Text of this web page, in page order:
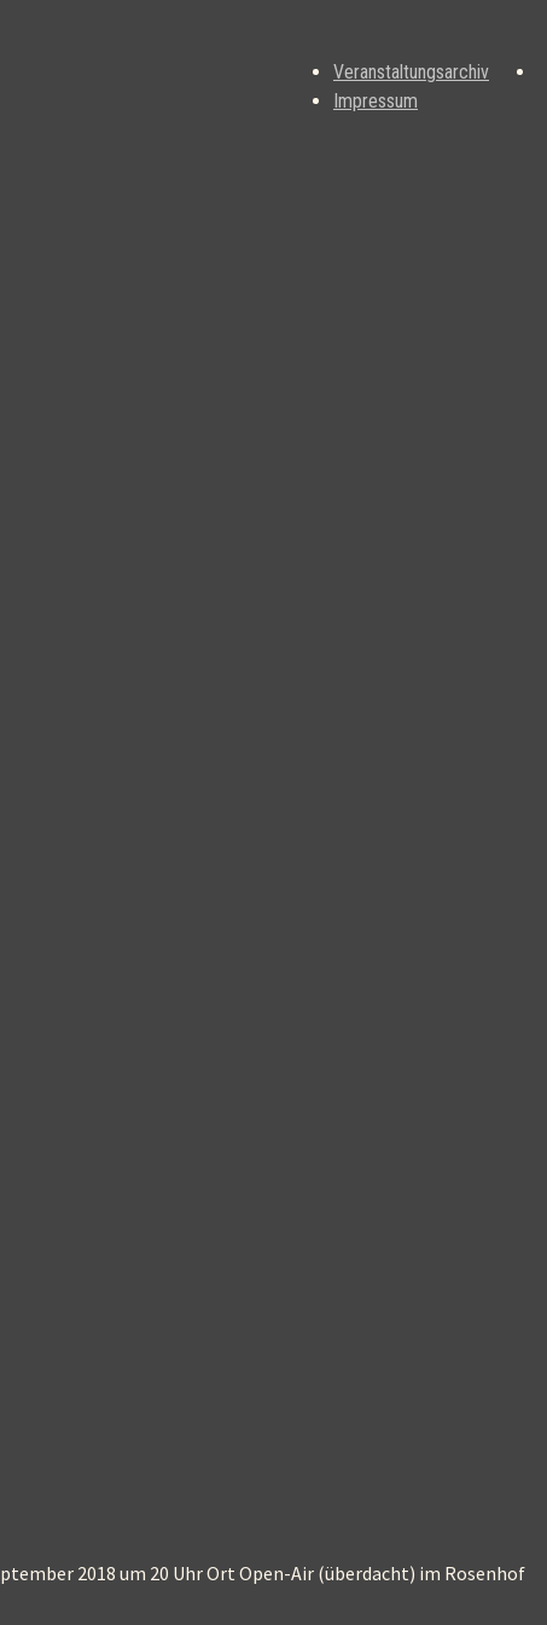
Veranstaltungsarchiv
Impressum
2018 um 20 Uhr Ort Open-Air (überdacht) im Rosenhof